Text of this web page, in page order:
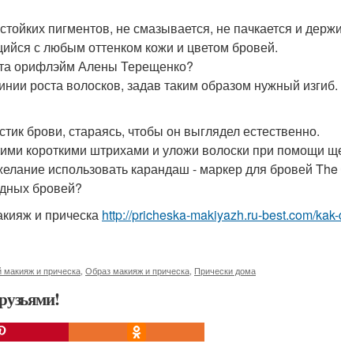
пигментов, не смазывается, не пачкается и
с любым оттенком кожи и цветом бровей.
орифлэйм Алены Терещенко?
роста волосков, задав таким образом нужный изгиб.
брови, стараясь, чтобы он выглядел естественно.
короткими штрихами и уложи волоски при помощи
использовать карандаш - маркер для бровей
бровей?
и прическа http://pricheska-makiyazh.ru-best.com/
и прическа Образ макияж и прическа Прически дома